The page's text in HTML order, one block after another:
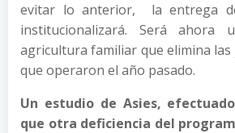
evitar lo anterior, la entrega
institucionalizará. Será ahora
agricultura familiar que elimina
que operaron el año pasado.
Un estudio de Asies,
que otra deficiencia del